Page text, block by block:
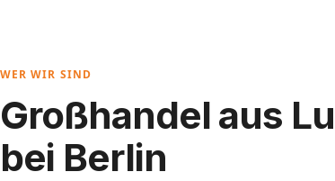
WER WIR SIND
Großhandel aus
bei Berlin